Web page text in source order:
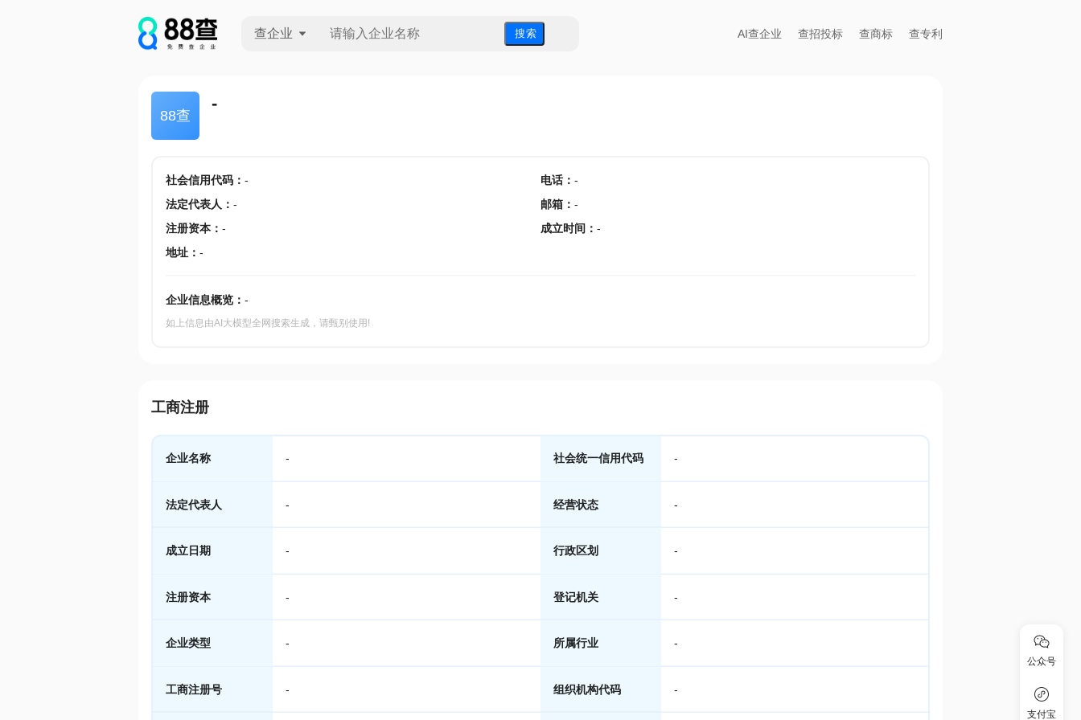
查企业 搜 索 AI查企业 查招投标 查商标 查专利
88查
-
社会信用代码： - 电话： -
法定代表人 ： - 邮箱 ： -
注册资本： - 成立时间 ： -
地址： -
企业信息概览： -
如上信息由AI大模型全网搜索生成，请甄别使用!
工商注册
企业名称 - 社会统一信用代码 -
法定代表人 - 经营状态 -
成立日期 - 行政区划 -
注册资本 - 登记机关 -
企业类型 - 所属行业 -
工商注册号 - 组织机构代码 -
公众号
支付宝